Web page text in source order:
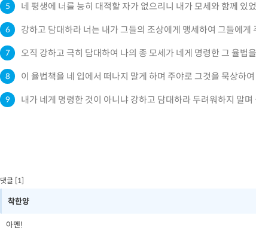
5 네 평생에 너를 능히 대적할 자가 없으리니 내가 모세와 함께 있
6 강하고 담대하라 너는 내가 그들의 조상에게 맹세하여 그들에
7 오직 강하고 극히 담대하여 나의 종 모세가 네게 명령한 그 율법
8 이 율법책을 네 입에서 떠나지 말게 하며 주야로 그것을 묵상하
9 내가 네게 명령한 것이 아니냐 강하고 담대하라 두려워하지 말
댓글 [1]
착한양
아멘!